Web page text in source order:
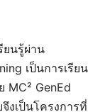
ยนรู้ผ่าน
เป็นการเรียน
GenEd
งเป็นโครงการที่